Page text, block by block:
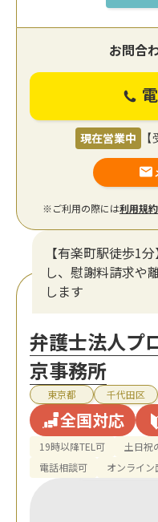
お問合
現在営業中
※ご利用の際には利用規約
【有楽町駅徒歩1
し、慰謝料請求や
します
弁護士法人プ
京事務所
東京都 千代田区
全国対応
19時以降TEL可 土日祝
電話相談可
オンライン